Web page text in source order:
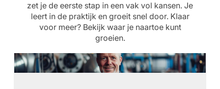
zet je de eerste stap in een vak vol kansen. Je
leert in de praktijk en groeit snel door. Klaar
voor meer? Bekijk waar je naartoe kunt
groeien.